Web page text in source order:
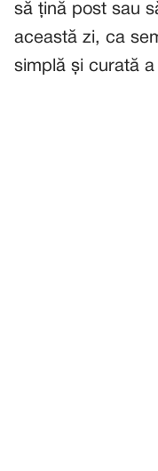
să țină post sau
această zi, ca
simplă și curată a